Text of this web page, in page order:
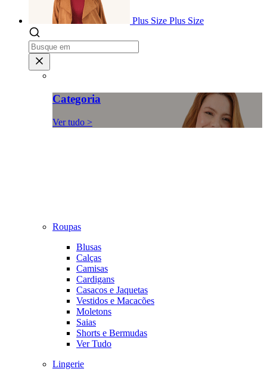
Plus Size Plus Size
Categoria
Ver tudo >
Roupas
Blusas
Calças
Camisas
Cardigans
Casacos e Jaquetas
Vestidos e Macacões
Moletons
Saias
Shorts e Bermudas
Ver Tudo
Lingerie